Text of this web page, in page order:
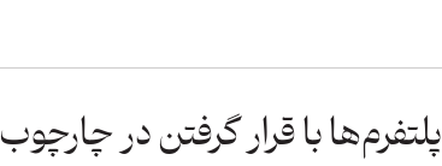
پلتفرم‌ها با قرار گرفتن در چارچوب